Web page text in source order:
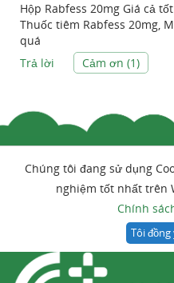
Hộp Rabfess 20mg Giá cả
Thuốc tiêm Rabfess 20mg,
quá
Trả lời
Cảm ơn (1)
Chúng tôi đang sử dụng
nghiệm tốt nhất trên
Chính
Tôi đồng